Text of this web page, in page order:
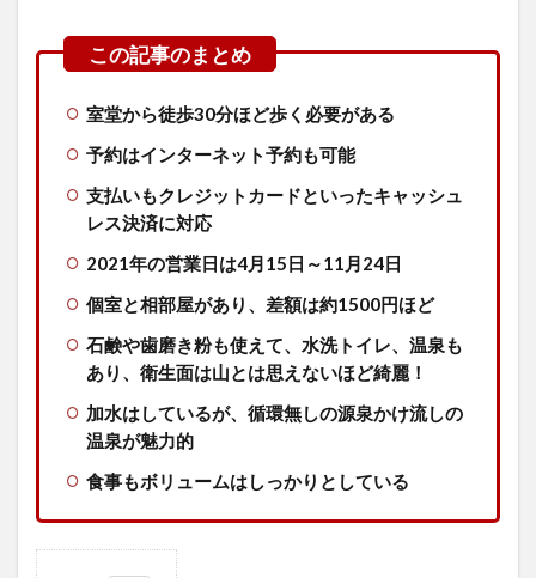
室堂から徒歩30分ほど歩く必要がある
予約はインターネット予約も可能
支払いもクレジットカードといったキャッシュ
レス決済に対応
2021年の営業日は4月15日～11月24日
個室と相部屋があり、差額は約1500円ほど
石鹸や歯磨き粉も使えて、水洗トイレ、温泉も
あり、衛生面は山とは思えないほど綺麗！
加水はしているが、循環無しの源泉かけ流しの
温泉が魅力的
食事もボリュームはしっかりとしている